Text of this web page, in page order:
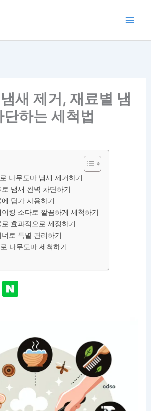
새 제거, 재료별 냄
하는 세척법
나무도마 냄새 제거하기
냄새 완벽 차단하기
담가 사용하기
킹 소다로 깔끔하게 세척하기
효과적으로 세정하기
로 특별 관리하기
나무도마 세척하기